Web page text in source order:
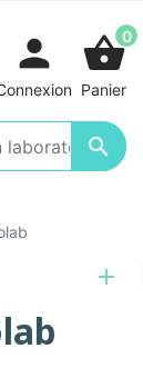

person shopping_basket0
Panier